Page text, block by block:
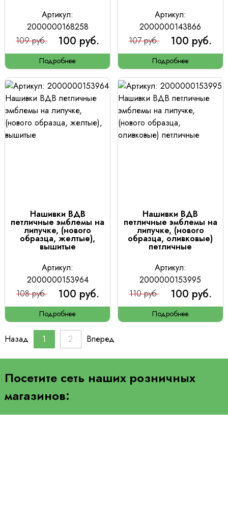
Артикул:
2000000168258
109 руб.
100 руб.
Подробнее
Артикул:
2000000143866
107 руб.
100 руб.
Подробнее
Нашивки ВДВ
петличные эмблемы на
липучке, (нового
образца, желтые),
вышитые
Артикул:
2000000153964
108 руб.
100 руб.
Подробнее
Нашивки ВДВ
петличные эмблемы на
липучке, (нового
образца, оливковые)
петличные
Артикул:
2000000153995
110 руб.
100 руб.
Подробнее
Назад 1 2 Вперед
Посетите сеть наших розничных
магазинов: